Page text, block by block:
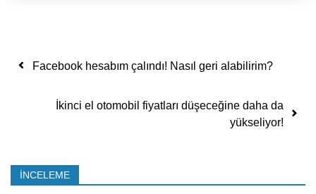
Yazı dolaşımı
Facebook hesabım çalındı! Nasıl geri alabilirim?
İkinci el otomobil fiyatları düşeceğine daha da
yükseliyor!
İNCELEME